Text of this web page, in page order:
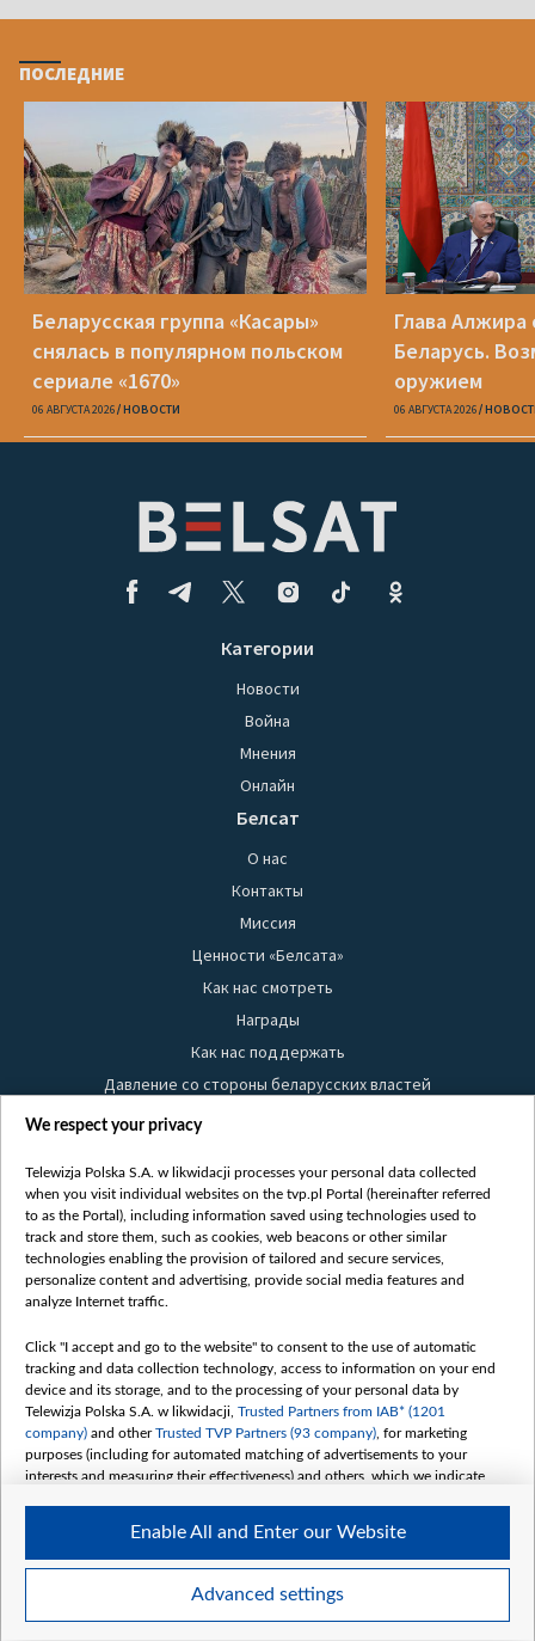
ПОСЛЕДНИЕ
Беларусская группа «Касары»
снялась в популярном польском
сериале «1670»
06 АВГУСТА 2026 НОВОСТИ
Глава Алжира
Беларусь.
оружием
06 АВГУСТА 2026
Категории
Новости
Война
Мнения
Онлайн
Белсат
О нас
Контакты
Миссия
Ценности «Белсата»
Как нас смотреть
Награды
Как нас поддержать
Давление со стороны беларусских властей
Правила использования материалов
Безопасность
Youtube
Белсат news
Белсат Life
Belsat English
Biełsat PL
Белсат Now
Белсат Shorts
Белсат History
Белсат Music
Белсат Doc
We respect your privacy
Telewizja Polska S.A. w likwidacji processes your personal data collected
when you visit individual websites on the tvp.pl Portal (hereinafter referred
to as the Portal), including information saved using technologies used to
track and store them, such as cookies, web beacons or other similar
technologies enabling the provision of tailored and secure services,
personalize content and advertising, provide social media features and
analyze Internet traffic.
Click "I accept and go to the website" to consent to the use of automatic
tracking and data collection technology, access to information on your end
device and its storage, and to the processing of your personal data by
Telewizja Polska S.A. w likwidacji, Trusted Partners from IAB* (1201
company) and otherTrusted TVP Partners (93 company) , for marketing
purposes (including for automated matching of advertisements to your
interests and measuring their effectiveness) and others, which we indicate
The purposes of processing your data by TVP S.A. w likwidacji are as
follows:
Use limited data to select advertising
Create profiles for personalised advertising
Advanced settings
Enable All and Enter our Website